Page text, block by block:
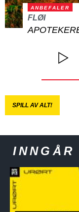
ANBEFALER
FLØI
SPILL AV ALT!